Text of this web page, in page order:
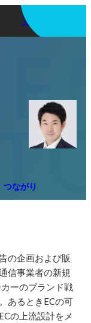
アプリを使う
つながり
の企画および販
信事業者の新規
ーのブランド戦
あるときECの可
の上流設計をメ